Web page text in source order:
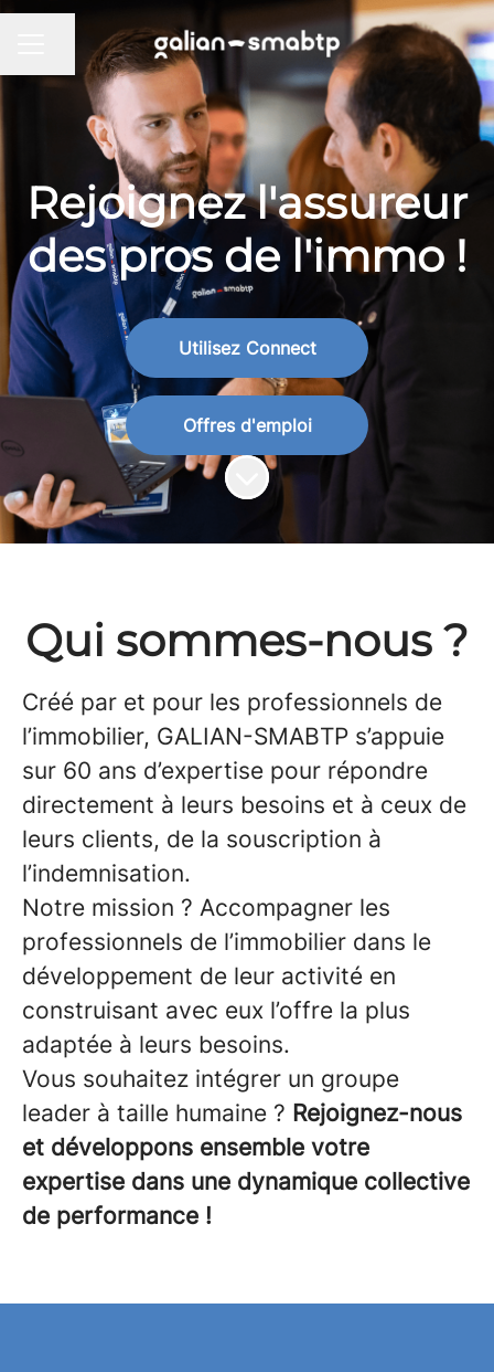
MENU CARRIÈRE
Partager la page
Rejoignez l'assureur
des pros de l'immo !
Utilisez Connect
Offres d'emploi
Faire défiler jusqu'au contenu
Qui sommes-nous ?
Créé par et pour les professionnels de
l’immobilier, GALIAN-SMABTP s’appuie
sur 60 ans d’expertise pour répondre
directement à leurs besoins et à ceux de
leurs clients, de la souscription à
l’indemnisation.
Notre mission ? Accompagner les
professionnels de l’immobilier dans le
développement de leur activité en
construisant avec eux l’offre la plus
adaptée à leurs besoins.
Vous souhaitez intégrer un groupe
leader à taille humaine ? Rejoignez-nous
et développons ensemble votre
expertise dans une dynamique collective
de performance !